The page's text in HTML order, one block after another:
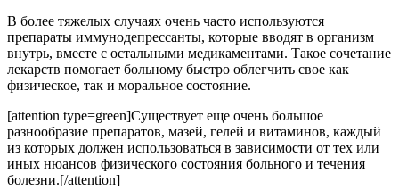
В более тяжелых случаях очень часто используются
препараты иммунодепрессанты, которые вводят в организм
внутрь, вместе с остальными медикаментами. Такое сочетание
лекарств помогает больному быстро облегчить свое как
физическое, так и моральное состояние.
[attention type=green]Существует еще очень большое
разнообразие препаратов, мазей, гелей и витаминов, каждый
из которых должен использоваться в зависимости от тех или
иных нюансов физического состояния больного и течения
болезни.[/attention]